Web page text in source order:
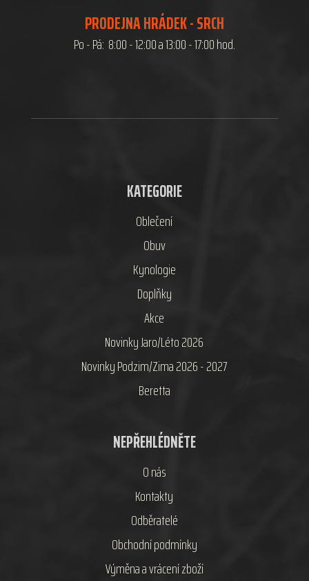
PRODEJNA HRÁDEK - SRCH
Po - Pá: 8:00 - 12:00 a 13:00 - 17:00 hod.
KATEGORIE
Oblečení
Obuv
Kynologie
Doplňky
Akce
Novinky Jaro/Léto 2026
Novinky Podzim/Zima 2026 - 2027
Beretta
NEPŘEHLÉDNĚTE
O nás
Kontakty
Odběratelé
Obchodní podmínky
Výměna a vrácení zboží